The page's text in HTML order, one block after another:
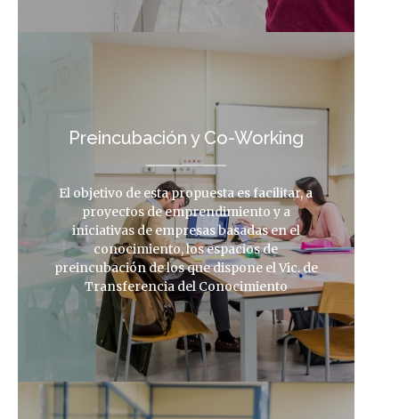
Preincubación y Co-Working
El objetivo de esta propuesta es facilitar, a
proyectos de emprendimiento y a
iniciativas de empresas basadas en el
conocimiento, los espacios de
preincubación de los que dispone el Vic. de
Transferencia del Conocimiento